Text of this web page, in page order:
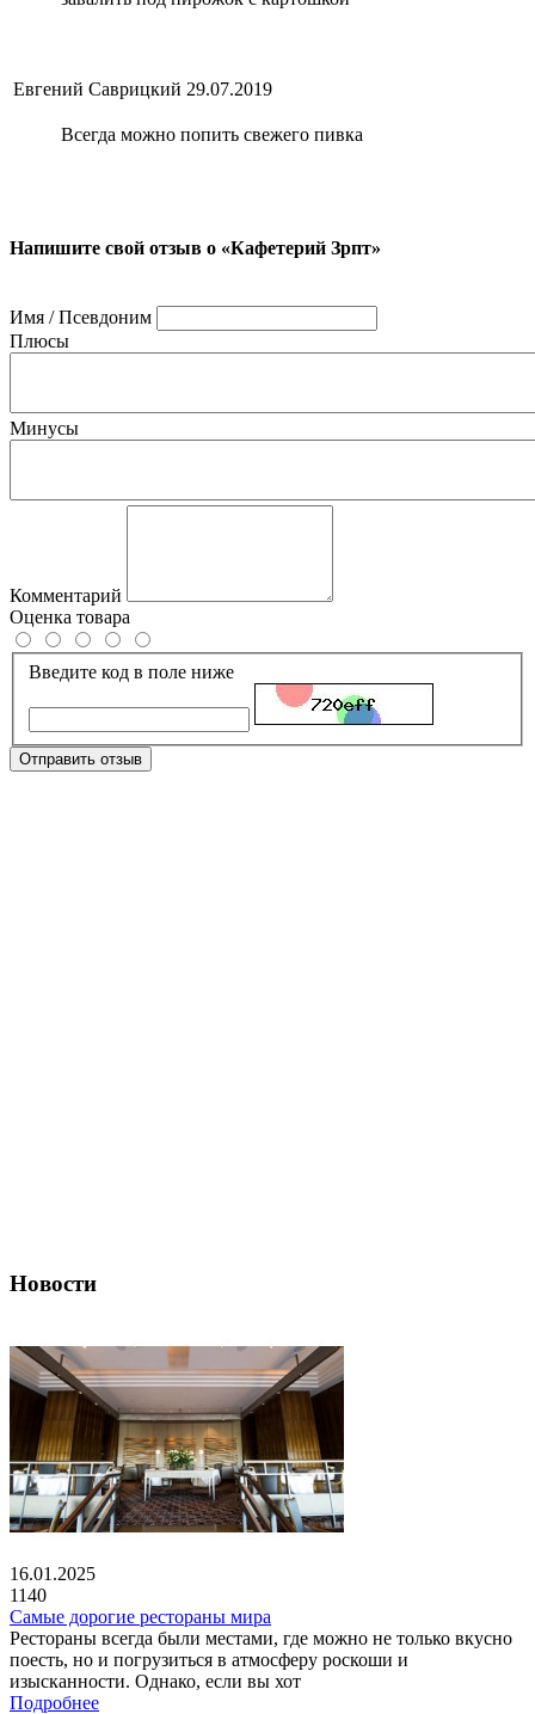
Евгений Саврицкий 29.07.2019
Всегда можно попить свежего пивка
Напишите свой отзыв о «Кафетерий Зрпт»
Имя / Псевдоним
Плюсы
Минусы
Комментарий
Оценка товара
Введите код в поле ниже
Отправить отзыв
Новости
16.01.2025
1140
Самые дорогие рестораны мира
Рестораны всегда были местами, где можно не только вкусно
поесть, но и погрузиться в атмосферу роскоши и
изысканности. Однако, если вы хот
Подробнее